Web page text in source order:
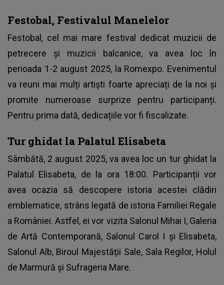
Festobal, Festivalul Manelelor
Festobal, cel mai mare festival dedicat muzicii de
petrecere și muzicii balcanice, va avea loc în
perioada 1-2 august 2025, la Romexpo. Evenimentul
va reuni mai mulți artiști foarte apreciați de la noi și
promite numeroase surprize pentru participanți.
Pentru prima dată, dedicațiile vor fi fiscalizate.
Tur ghidat la Palatul Elisabeta
Sâmbătă, 2 august 2025, va avea loc un tur ghidat la
Palatul Elisabeta, de la ora 18:00. Participanții vor
avea ocazia să descopere istoria acestei clădiri
emblematice, strâns legată de istoria Familiei Regale
a României. Astfel, ei vor vizita Salonul Mihai I, Galeria
de Artă Contemporană, Salonul Carol I şi Elisabeta,
Salonul Alb, Biroul Majestăţii Sale, Sala Regilor, Holul
de Marmură şi Sufrageria Mare.